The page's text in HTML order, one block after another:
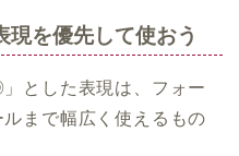
を優先して使おう
とした表現は、フォー
まで幅広く使えるもの